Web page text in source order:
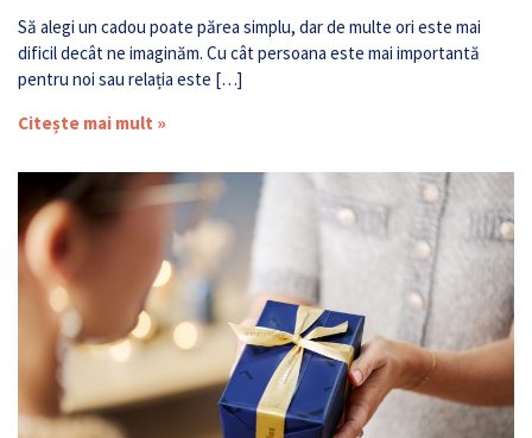
Să alegi un cadou poate părea simplu, dar de multe ori este mai
dificil decât ne imaginăm. Cu cât persoana este mai importantă
pentru noi sau relația este […]
Citește mai mult »